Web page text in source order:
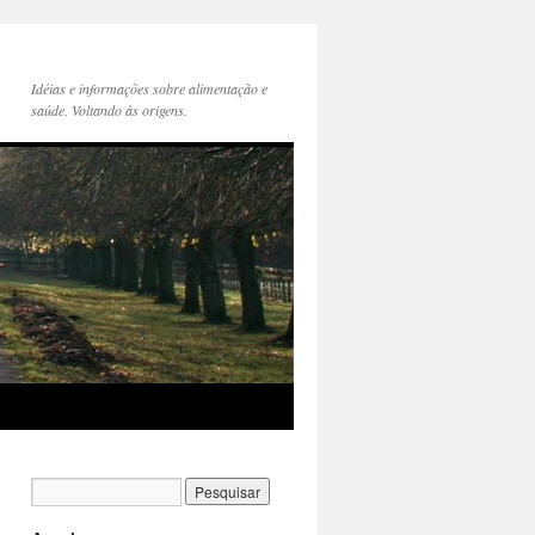
Idéias e informações sobre alimentação e
saúde. Voltando às origens.